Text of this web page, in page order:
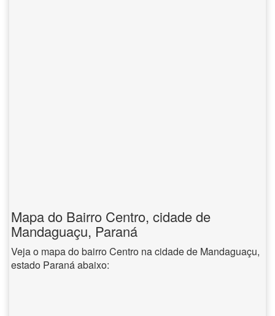
Mapa do Bairro Centro, cidade de
Mandaguaçu, Paraná
Veja o mapa do bairro Centro na cidade de Mandaguaçu,
estado Paraná abaixo: